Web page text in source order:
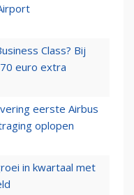
Class? Bij
euro extra
eerste Airbus
oplopen
in kwartaal met